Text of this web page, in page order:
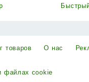
товаров О нас
файлах cookie